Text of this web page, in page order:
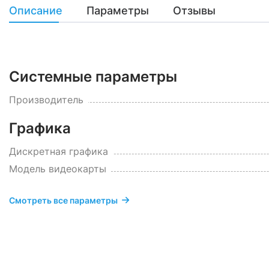
Описание Параметры Отзывы
Системные параметры
Производитель
Графика
Дискретная графика
Модель видеокарты
Смотреть все параметры